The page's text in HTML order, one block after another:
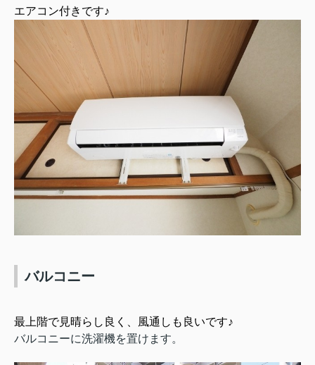
エアコン付きです♪
バルコニー
最上階で見晴らし良く、風通しも良いです♪
バルコニーに洗濯機を置けます。